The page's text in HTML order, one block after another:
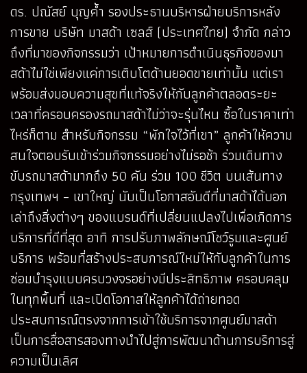
ดร. ปณัสย์ บุญค้ำ รองประธานบริหารฝ่ายบริการหลัง
การขาย บริษัท มาสด้า เซลส์ (ประเทศไทย) จำกัด กล่าว
ถึงที่มาของกิจกรรมว่า เป้าหมายการดำเนินธุรกิจของมา
สด้าไม่ใช่เพียงแค่การเติบโตด้านยอดขายเท่านั้น แต่เรา
พร้อมส่งมอบความสุขที่แท้จริงให้กับลูกค้าตลอดระยะ
เวลาที่ครอบครองรถมาสด้าไม่ว่าจะรุ่นไหน ซื้อในราคาเท่า
ไหร่ก็ตาม สำหรับกิจกรรม “พักใจไว้ที่เขา” ลูกค้าให้ความ
สนใจตอบรับเข้าร่วมกิจกรรมอย่างไม่รอช้า ร่วมเดินทาง
ขับรถมาสด้ามากถึง 50 คัน ร่วม 100 ชีวิต บนเส้นทาง
กรุงเทพฯ – เขาใหญ่ นับเป็นโอกาสอันดีที่มาสด้าได้บอก
เล่าถึงสิ่งต่างๆ ของแบรนด์ที่เปลี่ยนแปลงไปเพื่อเกิดการ
บริการที่ดีที่สุด อาทิ การปรับภาพลักษณ์โชว์รูมและศูนย์
บริการ พร้อมที่สร้างประสบการณ์ใหม่ให้กับลูกค้าในการ
ซ่อมบำรุงแบบครบวงจรอย่างมีประสิทธิภาพ ครอบคลุม
ในทุกพื้นที่ และเปิดโอกาสให้ลูกค้าได้ถ่ายทอด
ประสบการณ์ตรงจากการเข้าใช้บริการจากศูนย์มาสด้า
เป็นการสื่อสารสองทางนำไปสู่การพัฒนาด้านการบริการสู่
ความเป็นเลิศ